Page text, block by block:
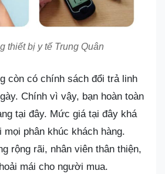
thiết bị y tế Trung Quân
còn có chính sách đổi trả linh
Chính vì vậy, bạn hoàn toàn
tại đây. Mức giá tại đây khá
phân khúc khách hàng.
rộng rãi, nhân viên thân thiện,
mái cho người mua.